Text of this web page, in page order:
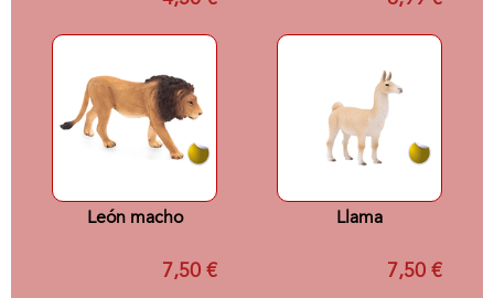
León macho
7,50 €
Llama
7,50 €